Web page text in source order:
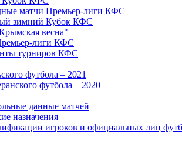
матчи Премьер-лиги КФС
зимний Кубок КФС
весна"
лиги КФС
турниров КФС
футбола – 2021
футбола – 2020
данные матчей
назначения
игроков и официальных лиц